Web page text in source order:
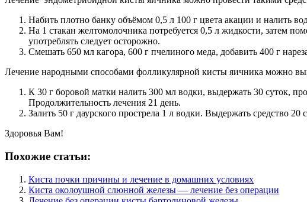
Набить плотно банку объёмом 0,5 л 100 г цвета акации и налить
На 1 стакан желтомолочника потребуется 0,5 л жидкости, затем
употреблять следует осторожно.
Смешать 650 мл кагора, 600 г пчелиного меда, добавить 400 г
Лечение народными способами фолликулярной кисты яичника можно
К 30 г боровой матки налить 300 мл водки, выдержать 30 суток,
Продолжительность лечения 21 день.
Залить 50 г даурского прострела 1 л водки. Выдержать средство
Здоровья Вам!
Похожие статьи:
Киста почки причины и лечение в домашних условиях
Киста околоушной слюнной железы — лечение без операции